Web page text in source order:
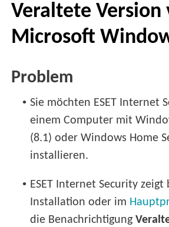
Veraltete Version
Microsoft
Problem
• Sie möchten ESET Internet
einem Computer mit
(8.1) oder Windows Home
installieren.
• ESET Internet Security zeigt
Installation oder im
die Benachrichtigung